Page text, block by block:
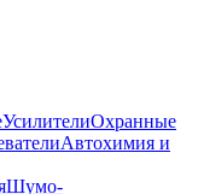
УсилителиОхранные
Автохимия и
Шумо-